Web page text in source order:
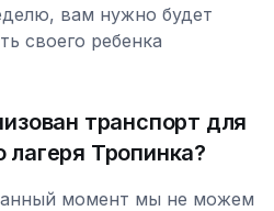
вам нужно будет
своего ребенка
транспорт для
лагеря Тропинка?
момент мы не можем